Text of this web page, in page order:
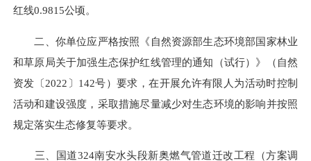
红线0.9815公顷。
二、你单位应严格按照《自然资源部生态环境部国家林业
和草原局关于加强生态保护红线管理的通知（试行）》（自然
资发〔2022〕142号）要求，在开展允许有限人为活动时控制
活动和建设强度，采取措施尽量减少对生态环境的影响并按照
规定落实生态修复等要求。
三、国道324南安水头段新奥燃气管道迁改工程（方案调